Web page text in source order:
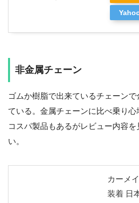
非金属チェーン
ゴムか樹脂で出来ているチェーン
ている。金属チェーンに比べ乗り
コスパ製品もあるがレビュー内容
い。
カーメ
装着 日